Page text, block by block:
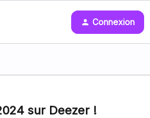
Connexion
sur Deezer !